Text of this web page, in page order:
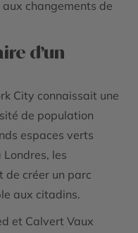
changements de
d’un
City connaissait une
de population
espaces verts
les
de créer un parc
aux citadins.
et Calvert Vaux